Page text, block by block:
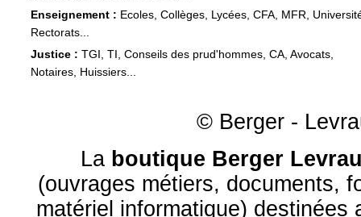
Enseignement : Ecoles, Collèges, Lycées, CFA, MFR,
Rectorats...
Justice : TGI, TI, Conseils des prud'hommes, CA, Avocats,
Notaires, Huissiers...
© Berger -
La boutique Berger
(ouvrages métiers, documents,
matériel informatique) destinées